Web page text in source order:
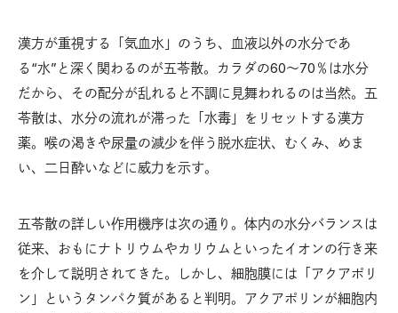
漢方が重視する「気血水」のうち、血液以外の水分であ
る“水”と深く関わるのが五苓散。カラダの60〜70％は水分
だから、その配分が乱れると不調に見舞われるのは当然。五
苓散は、水分の流れが滞った「水毒」をリセットする漢方
薬。喉の渇きや尿量の減少を伴う脱水症状、むくみ、めま
い、二日酔いなどに威力を示す。
五苓散の詳しい作用機序は次の通り。体内の水分バランスは
従来、おもにナトリウムやカリウムといったイオンの行き来
を介して説明されてきた。しかし、細胞膜には「アクアポリ
ン」というタンパク質があると判明。アクアポリンが細胞内